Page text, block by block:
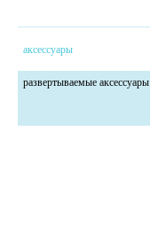
аксессуары
развертываемые аксессуары